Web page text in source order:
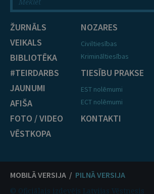
ŽURNĀLS
VEIKALS
BIBLIOTĒKA
#TEIRDARBS
JAUNUMI
AFIŠA
FOTO / VIDEO
VĒSTKOPA
NOZARES
Civiltiesības
Krimināltiesības
TIESĪBU PRAKSE
EST nolēmumi
ECT nolēmumi
KONTAKTI
MOBILĀ VERSIJA / PILNĀ VERSIJA
© Oficiālais izdevējs Latvijas Vēstnesis